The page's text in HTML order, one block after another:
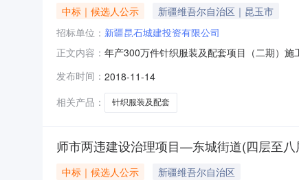
中标｜候选人公示
新疆维吾尔自治区｜昆玉市
招标单位： 新疆昆石城建投资有限公司
正文内容： 年产300万件针织服装及配套项目（二期）
拾肆元壹角壹分小写44998854.110元投标工
工程有限
发布时间： 2018-11-14
相关产品：
针织服装及配套
师市两违建设治理项目—东城街道(四层至
中标｜候选人公示
新疆维吾尔自治区